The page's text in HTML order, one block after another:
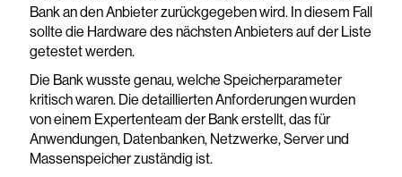
Bank an den Anbieter zurückgegeben wird. In diesem Fall
sollte die Hardware des nächsten Anbieters auf der Liste
getestet werden.
Die Bank wusste genau, welche Speicherparameter
kritisch waren. Die detaillierten Anforderungen wurden
von einem Expertenteam der Bank erstellt, das für
Anwendungen, Datenbanken, Netzwerke, Server und
Massenspeicher zuständig ist.